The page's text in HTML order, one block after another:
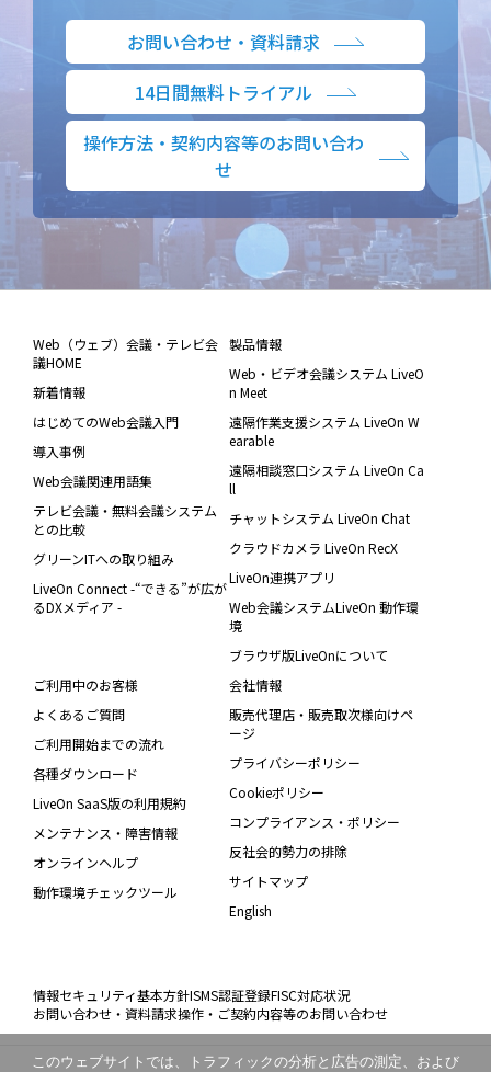
お問い合わせ・資料請求
14日間無料トライアル
操作方法・契約内容等のお問い合わ
せ
Web（ウェブ）会議・テレビ会
議HOME
新着情報
はじめてのWeb会議入門
導入事例
Web会議関連用語集
テレビ会議・無料会議システム
との比較
グリーンITへの取り組み
LiveOn Connect -“できる”が広が
るDXメディア -
製品情報
Web・ビデオ会議システム LiveO
n Meet
遠隔作業支援システム LiveOn W
earable
遠隔相談窓口システム LiveOn Ca
ll
チャットシステム LiveOn Chat
クラウドカメラ LiveOn RecX
LiveOn連携アプリ
Web会議システムLiveOn 動作環
境
ブラウザ版LiveOnについて
ご利用中のお客様
よくあるご質問
ご利用開始までの流れ
各種ダウンロード
LiveOn SaaS版の利用規約
メンテナンス・障害情報
オンラインヘルプ
動作環境チェックツール
会社情報
販売代理店・販売取次様向けペ
ージ
プライバシーポリシー
Cookieポリシー
コンプライアンス・ポリシー
反社会的勢力の排除
サイトマップ
English
情報セキュリティ基本方針ISMS認証登録FISC対応状況
お問い合わせ・資料請求操作・ご契約内容等のお問い合わせ
このウェブサイトでは、トラフィックの分析と広告の測定、および